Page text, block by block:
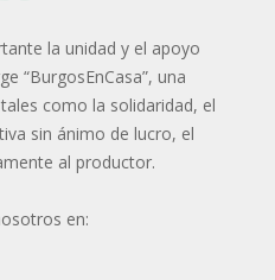
la unidad y el apoyo
“BurgosEnCasa”, una
como la solidaridad, el
sin ánimo de lucro, el
al productor.
en: